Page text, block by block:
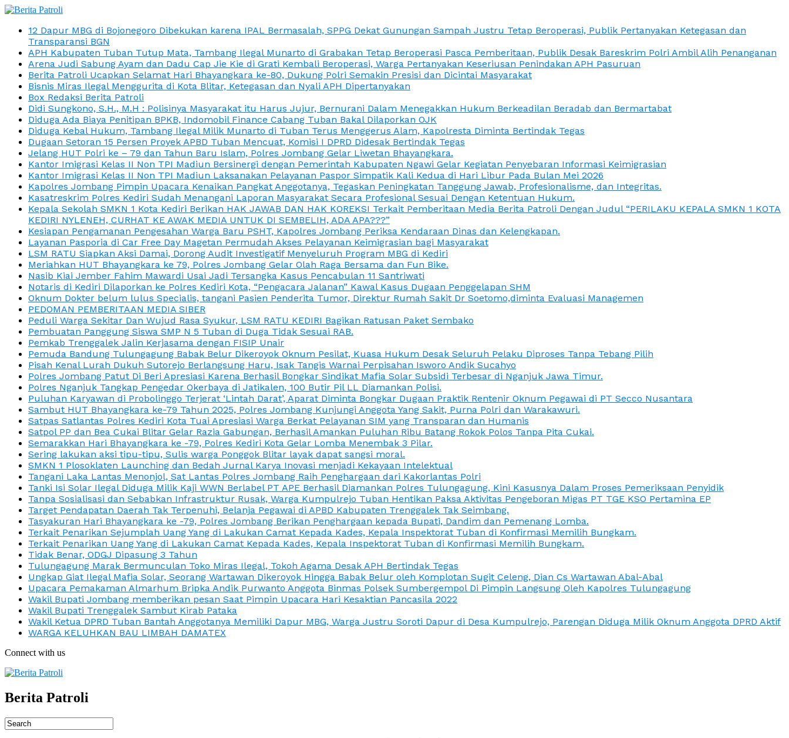
12 Dapur MBG di Bojonegoro Dibekukan karena IPAL Bermasalah, SPPG Dekat Gunungan Sampah Justru Tetap Beroperasi, Publik Pertanyakan Ketegasan dan
Transparansi BGN
APH Kabupaten Tuban Tutup Mata, Tambang Ilegal Munarto di Grabakan Tetap Beroperasi Pasca Pemberitaan, Publik Desak Bareskrim Polri Ambil Alih Penanganan
Arena Judi Sabung Ayam dan Dadu Cap Jie Kie di Grati Kembali Beroperasi, Warga Pertanyakan Keseriusan Penindakan APH Pasuruan
Berita Patroli Ucapkan Selamat Hari Bhayangkara ke-80, Dukung Polri Semakin Presisi dan Dicintai Masyarakat
Bisnis Miras Ilegal Menggurita di Kota Blitar, Ketegasan dan Nyali APH Dipertanyakan
Box Redaksi Berita Patroli
Didi Sungkono, S.H., M.H : Polisinya Masyarakat itu Harus Jujur, Bernurani Dalam Menegakkan Hukum Berkeadilan Beradab dan Bermartabat
Diduga Ada Biaya Penitipan BPKB, Indomobil Finance Cabang Tuban Bakal Dilaporkan OJK
Diduga Kebal Hukum, Tambang Ilegal Milik Munarto di Tuban Terus Menggerus Alam, Kapolresta Diminta Bertindak Tegas
Dugaan Setoran 15 Persen Proyek APBD Tuban Mencuat, Komisi I DPRD Didesak Bertindak Tegas
Jelang HUT Polri ke – 79 dan Tahun Baru Islam, Polres Jombang Gelar Liwetan Bhayangkara.
Kantor Imigrasi Kelas II Non TPI Madiun Bersinergi dengan Pemerintah Kabupaten Ngawi Gelar Kegiatan Penyebaran Informasi Keimigrasian
Kantor Imigrasi Kelas II Non TPI Madiun Laksanakan Pelayanan Paspor Simpatik Kali Kedua di Hari Libur Pada Bulan Mei 2026
Kapolres Jombang Pimpin Upacara Kenaikan Pangkat Anggotanya, Tegaskan Peningkatan Tanggung Jawab, Profesionalisme, dan Integritas.
Kasatreskrim Polres Kediri Sudah Menangani Laporan Masyarakat Secara Profesional Sesuai Dengan Ketentuan Hukum.
Kepala Sekolah SMKN 1 Kota Kediri Berikan HAK JAWAB DAN HAK KOREKSI Terkait Pemberitaan Media Berita Patroli Dengan Judul “PERILAKU KEPALA SMKN 1 KOTA
KEDIRI NYLENEH, CURHAT KE AWAK MEDIA UNTUK DI SEMBELIH, ADA APA???”
Kesiapan Pengamanan Pengesahan Warga Baru PSHT, Kapolres Jombang Periksa Kendaraan Dinas dan Kelengkapan.
Layanan Pasporia di Car Free Day Magetan Permudah Akses Pelayanan Keimigrasian bagi Masyarakat
LSM RATU Siapkan Aksi Damai, Dorong Audit Investigatif Menyeluruh Program MBG di Kediri
Meriahkan HUT Bhayangkara ke 79, Polres Jombang Gelar Olah Raga Bersama dan Fun Bike.
Nasib Kiai Jember Fahim Mawardi Usai Jadi Tersangka Kasus Pencabulan 11 Santriwati
Notaris di Kediri Dilaporkan ke Polres Kediri Kota, “Pengacara Jalanan” Kawal Kasus Dugaan Penggelapan SHM
Oknum Dokter belum lulus Specialis, tangani Pasien Penderita Tumor, Direktur Rumah Sakit Dr Soetomo,diminta Evaluasi Managemen
PEDOMAN PEMBERITAAN MEDIA SIBER
Peduli Warga Sekitar Dan Wujud Rasa Syukur, LSM RATU KEDIRI Bagikan Ratusan Paket Sembako
Pembuatan Panggung Siswa SMP N 5 Tuban di Duga Tidak Sesuai RAB.
Pemkab Trenggalek Jalin Kerjasama dengan FISIP Unair
Pemuda Bandung Tulungagung Babak Belur Dikeroyok Oknum Pesilat, Kuasa Hukum Desak Seluruh Pelaku Diproses Tanpa Tebang Pilih
Pisah Kenal Lurah Dukuh Sutorejo Berlangsung Haru, Isak Tangis Warnai Perpisahan Isworo Andik Sucahyo
Polres Jombang Patut Di Beri Apresiasi Karena Berhasil Bongkar Sindikat Mafia Solar Subsidi Terbesar di Nganjuk Jawa Timur.
Polres Nganjuk Tangkap Pengedar Okerbaya di Jatikalen, 100 Butir Pil LL Diamankan Polisi.
Puluhan Karyawan di Probolinggo Terjerat ‘Lintah Darat’, Aparat Diminta Bongkar Dugaan Praktik Rentenir Oknum Pegawai di PT Secco Nusantara
Sambut HUT Bhayangkara ke-79 Tahun 2025, Polres Jombang Kunjungi Anggota Yang Sakit, Purna Polri dan Warakawuri.
Satpas Satlantas Polres Kediri Kota Tuai Apresiasi Warga Berkat Pelayanan SIM yang Transparan dan Humanis
Satpol PP dan Bea Cukai Blitar Gelar Razia Gabungan, Berhasil Amankan Puluhan Ribu Batang Rokok Polos Tanpa Pita Cukai.
Semarakkan Hari Bhayangkara ke -79, Polres Kediri Kota Gelar Lomba Menembak 3 Pilar.
Sering lakukan aksi tipu-tipu, Sulis warga Ponggok Blitar layak dapat sangsi moral.
SMKN 1 Plosoklaten Launching dan Bedah Jurnal Karya Inovasi menjadi Kekayaan Intelektual
Tangani Laka Lantas Menonjol, Sat Lantas Polres Jombang Raih Penghargaan dari Kakorlantas Polri
Tanki Isi Solar Ilegal Diduga Milik Kaji WWN Berlabel PT APE Berhasil Diamankan Polres Tulungagung, Kini Kasusnya Dalam Proses Pemeriksaan Penyidik
Tanpa Sosialisasi dan Sebabkan Infrastruktur Rusak, Warga Kumpulrejo Tuban Hentikan Paksa Aktivitas Pengeboran Migas PT TGE KSO Pertamina EP
Target Pendapatan Daerah Tak Terpenuhi, Belanja Pegawai di APBD Kabupaten Trenggalek Tak Seimbang.
Tasyakuran Hari Bhayangkara ke -79, Polres Jombang Berikan Penghargaan kepada Bupati, Dandim dan Pemenang Lomba.
Terkait Penarikan Sejumplah Uang Yang di Lakukan Camat Kepada Kades, Kepala Inspektorat Tuban di Konfirmasi Memilih Bungkam.
Terkait Penarikan Uang Yang di Lakukan Camat Kepada Kades, Kepala Inspektorat Tuban di Konfirmasi Memilih Bungkam.
Tidak Benar, ODGJ Dipasung 3 Tahun
Tulungagung Marak Bermunculan Toko Miras Ilegal, Tokoh Agama Desak APH Bertindak Tegas
Ungkap Giat Ilegal Mafia Solar, Seorang Wartawan Dikeroyok Hingga Babak Belur oleh Komplotan Sugit Celeng, Dian Cs Wartawan Abal-Abal
Upacara Pemakaman Almarhum Bripka Andik Purwanto Anggota Binmas Polsek Sumbergempol Di Pimpin Langsung Oleh Kapolres Tulungagung
Wakil Bupati Jombang memberikan pesan Saat Pimpin Upacara Hari Kesaktian Pancasila 2022
Wakil Bupati Trenggalek Sambut Kirab Pataka
Wakil Ketua DPRD Tuban Bantah Anggotanya Memiliki Dapur MBG, Warga Justru Soroti Dapur di Desa Kumpulrejo, Parengan Diduga Milik Oknum Anggota DPRD Aktif
WARGA KELUHKAN BAU LIMBAH DAMATEX
Connect with us
Berita Patroli